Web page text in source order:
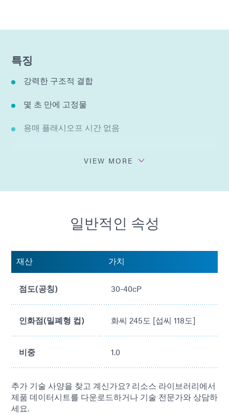
특징
강력한 구조적 결합
몇 초 만에 고정물
용매 플래시오프 시간 없음
성 접착제를 경화합니다.
VIEW MORE
일반적인 속성
재산 가치
점도(공칭) 30-40cP
인화점(밀폐형 컵) 화씨 245도 [섭씨 118도]
비중 1.0
추가 기술 사양을 찾고 계신가요? 리소스 라이브러리에서
제품 데이터시트를 다운로드하거나 기술 전문가와 상담하
세요.